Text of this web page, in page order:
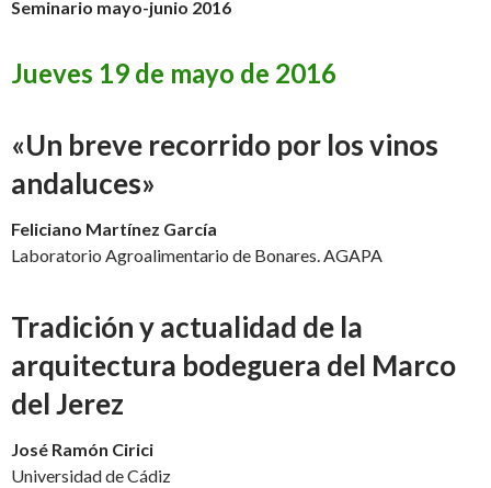
Seminario mayo-junio 2016
Jueves 19 de mayo de 2016
«Un breve recorrido por los vinos
andaluces»
Feliciano Martínez García
Laboratorio Agroalimentario de Bonares. AGAPA
Tradición y actualidad de la
arquitectura bodeguera del Marco
del Jerez
José Ramón Cirici
Universidad de Cádiz